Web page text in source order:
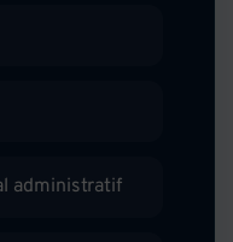
administratif